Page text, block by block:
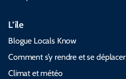
L’île
Blogue Locals Know
Comment s’y rendre et se déplacer
Climat et météo